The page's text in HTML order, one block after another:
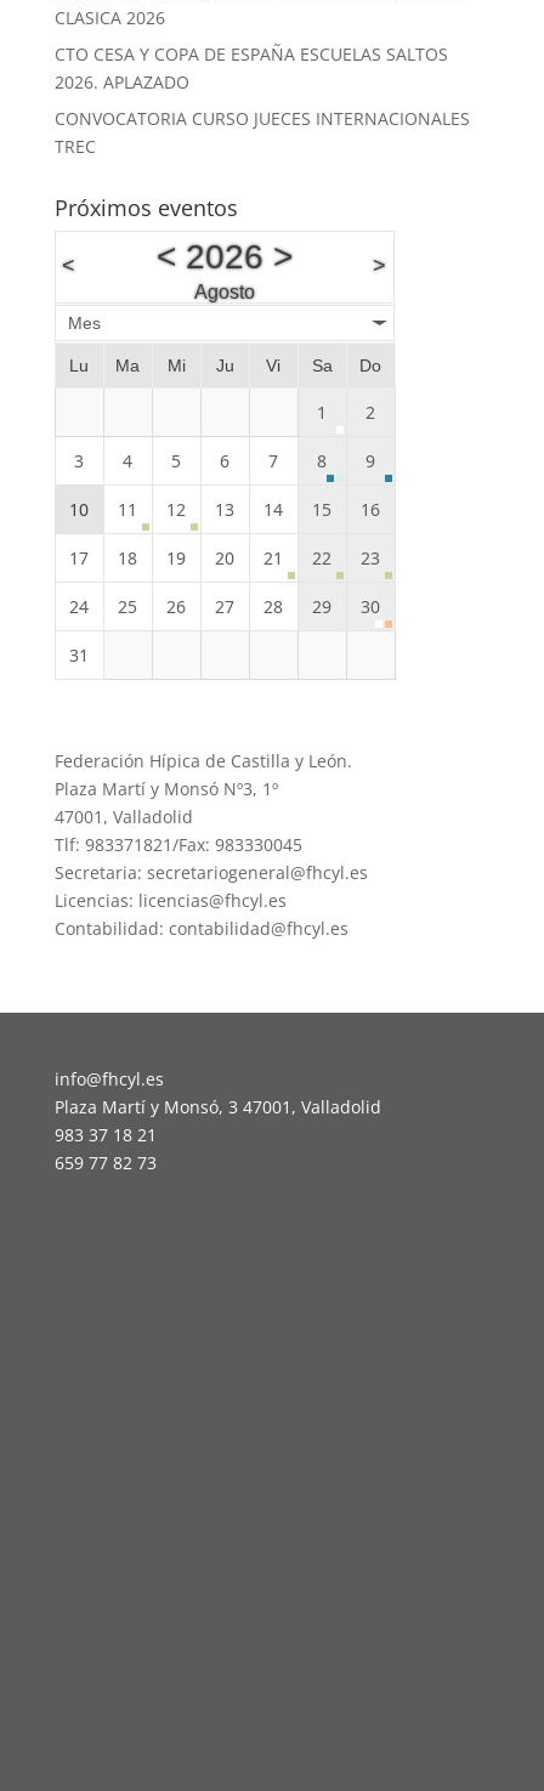
CLASICA 2026
CTO CESA Y COPA DE ESPAÑA ESCUELAS SALTOS
2026. APLAZADO
CONVOCATORIA CURSO JUECES INTERNACIONALES
TREC
Próximos eventos
< < 2026>
Agosto
>
Mes
Lu Ma Mi Ju Vi Sa Do
1 2
3 4 5 6 7 8 9
10 11 12 13 14 15 16
17 18 19 20 21 22 23
24 25 26 27 28 29 30
31
Federación Hípica de Castilla y León.
Plaza Martí y Monsó Nº3, 1º
47001, Valladolid
Tlf: 983371821/Fax: 983330045
Secretaria: secretariogeneral@fhcyl.es
Licencias: licencias@fhcyl.es
Contabilidad: contabilidad@fhcyl.es
info@fhcyl.es
Plaza Martí y Monsó, 3 47001, Valladolid
983 37 18 21
659 77 82 73